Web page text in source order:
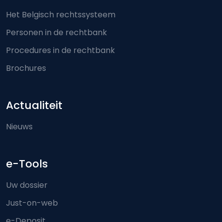
Het Belgisch rechtssysteem
Personen in de rechtbank
Procedures in de rechtbank
Brochures
Actualiteit
Nieuws
e-Tools
Uw dossier
Just-on-web